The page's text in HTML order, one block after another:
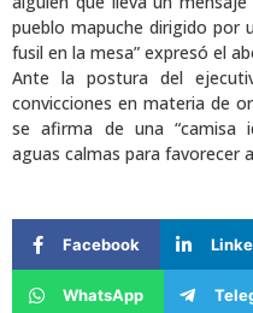
pueblo mapuche dirigido por
fusil en la mesa” expresó el
Ante la postura del
convicciones en materia de
se afirma de una “camisa
aguas calmas para favorecer
Facebook
WhatsApp